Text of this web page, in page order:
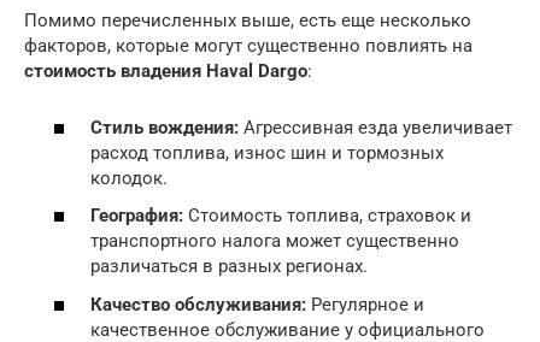
Помимо перечисленных выше, есть еще несколько
факторов, которые могут существенно повлиять на
стоимость владения Haval Dargo:
Стиль вождения: Агрессивная езда увеличивает
расход топлива, износ шин и тормозных
колодок.
География: Стоимость топлива, страховок и
транспортного налога может существенно
различаться в разных регионах.
Качество обслуживания: Регулярное и
качественное обслуживание у официального